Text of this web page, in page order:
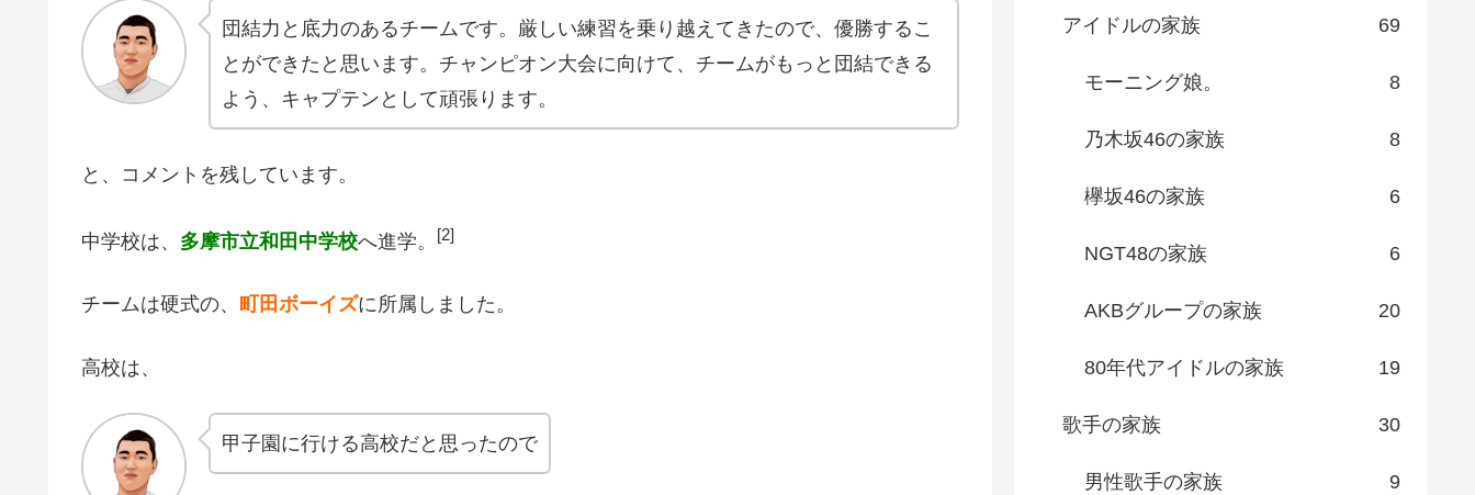
団結力と底力のあるチームです。厳しい練習を乗り越えてきたので、優勝するこ
とができたと思います。チャンピオン大会に向けて、チームがもっと団結できる
よう、キャプテンとして頑張ります。
と、コメントを残しています。
中学校は、 多摩市立和田中学校へ進学。 [2]
チームは硬式の、 町田ボーイズに所属しました。
高校は、
甲子園に行ける高校だと思ったので
アイドルの家族 69
モーニング娘。 8
乃木坂46の家族 8
欅坂46の家族 6
NGT48の家族 6
AKBグループの家族 20
80年代アイドルの家族 19
歌手の家族 30
男性歌手の家族 9